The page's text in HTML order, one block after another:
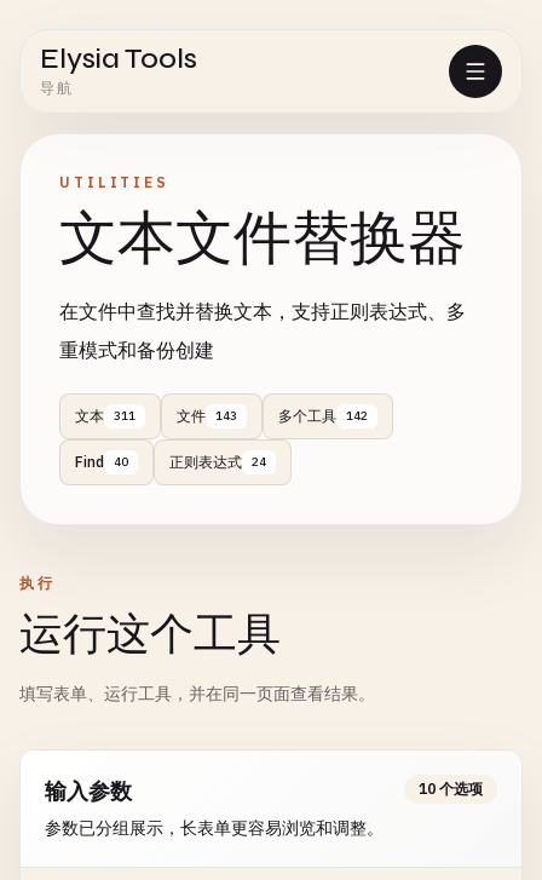
Elysia Tools
导航
UTILITIES
文本文件替换器
在文件中查找并替换文本，支持正则表达式、多
重模式和备份创建
文本 311 文件 143 多个工具 142
Find 40 正则表达式 24
执行
运行这个工具
填写表单、运行工具，并在同一页面查看结果。
输入参数
参数已分组展示，长表单更容易浏览和调整。
10 个选项